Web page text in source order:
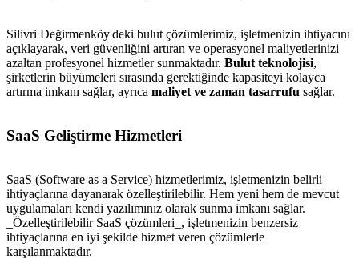
Silivri Değirmenköy'deki bulut çözümlerimiz, işletmenizin ihtiyacını
açıklayarak, veri güvenliğini artıran ve operasyonel maliyetlerinizi
azaltan profesyonel hizmetler sunmaktadır. Bulut teknolojisi,
şirketlerin büyümeleri sırasında gerektiğinde kapasiteyi kolayca
artırma imkanı sağlar, ayrıca maliyet ve zaman tasarrufu sağlar.
SaaS Geliştirme Hizmetleri
SaaS (Software as a Service) hizmetlerimiz, işletmenizin belirli
ihtiyaçlarına dayanarak özelleştirilebilir. Hem yeni hem de mevcut
uygulamaları kendi yazılımınız olarak sunma imkanı sağlar.
_Özelleştirilebilir SaaS çözümleri_, işletmenizin benzersiz
ihtiyaçlarına en iyi şekilde hizmet veren çözümlerle
karşılanmaktadır.